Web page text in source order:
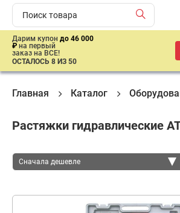
Дарим купон до 46 000
₽ на первый
заказ на ВСЕ!
ОСТАЛОСЬ 8 ИЗ 50
Главная Каталог
Растяжки гидравлические
Сначала дешевле